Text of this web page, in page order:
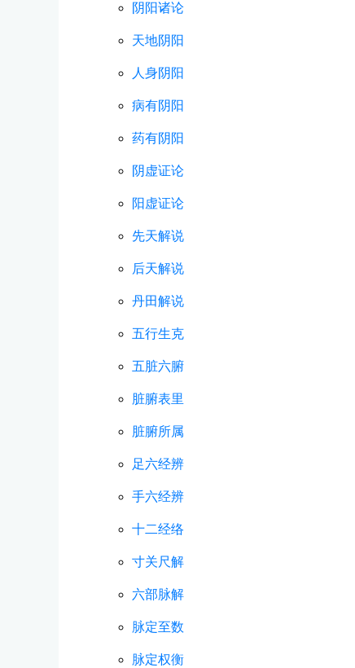
阴阳诸论
天地阴阳
人身阴阳
病有阴阳
药有阴阳
阴虚证论
阳虚证论
先天解说
后天解说
丹田解说
五行生克
五脏六腑
脏腑表里
脏腑所属
足六经辨
手六经辨
十二经络
寸关尺解
六部脉解
脉定至数
脉定权衡